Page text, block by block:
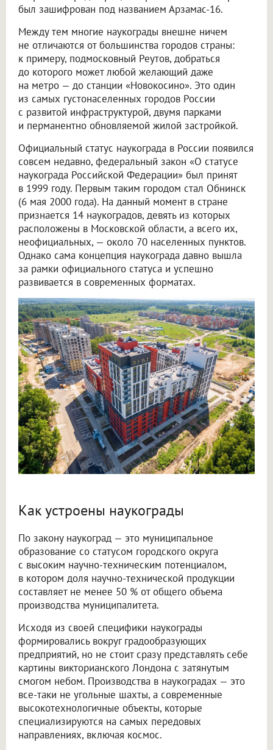
был зашифрован под названием Арзамас-16.
Между тем многие наукограды внешне ничем
не отличаются от большинства городов страны:
к примеру, подмосковный Реутов, добраться
до которого может любой желающий даже
на метро — до станции «Новокосино». Это один
из самых густонаселенных городов России
с развитой инфраструктурой, двумя парками
и перманентно обновляемой жилой застройкой.
Официальный статус наукограда в России появился
совсем недавно, федеральный закон «О статусе
наукограда Российской Федерации» был принят
в 1999 году. Первым таким городом стал Обнинск
(6 мая 2000 года). На данный момент в стране
признается 14 наукоградов, девять из которых
расположены в Московской области, а всего их,
неофициальных, — около 70 населенных пунктов.
Однако сама концепция наукограда давно вышла
за рамки официального статуса и успешно
развивается в современных форматах.
Как устроены наукограды
По закону наукоград — это муниципальное
образование со статусом городского округа
с высоким научно-техническим потенциалом,
в котором доля научно-технической продукции
составляет не менее 50 % от общего объема
производства муниципалитета.
Исходя из своей специфики наукограды
формировались вокруг градообразующих
предприятий, но не стоит сразу представлять себе
картины викторианского Лондона с затянутым
смогом небом. Производства в наукоградах — это
все-таки не угольные шахты, а современные
высокотехнологичные объекты, которые
специализируются на самых передовых
направлениях, включая космос.